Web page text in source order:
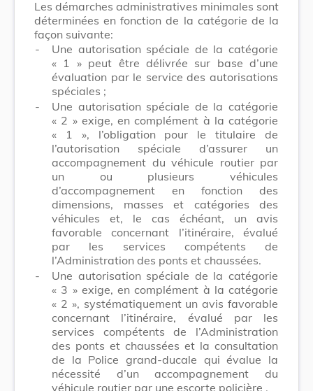
Les démarches administratives minimales sont
déterminées en fonction de la catégorie de la
façon suivante:
-
Une autorisation spéciale de la catégorie
« 1 » peut être délivrée sur base d’une
évaluation par le service des autorisations
spéciales ;
-
Une autorisation spéciale de la catégorie
« 2 » exige, en complément à la catégorie
« 1 », l’obligation pour le titulaire de
l’autorisation spéciale d’assurer un
accompagnement du véhicule routierpar
un ou plusieurs véhicules
d’accompagnement en fonction des
dimensions, masses et catégories des
véhicules et, le cas échéant, un avis
favorable concernant l’itinéraire, évalué
par les services compétents de
l’Administration des ponts et chaussées.
-
Une autorisation spéciale de la catégorie
« 3 » exige, en complément à la catégorie
« 2 », systématiquement un avis favorable
concernant l’itinéraire, évalué par les
services compétents de l’Administration
des ponts et chaussées et la consultation
de la Police grand-ducale qui évalue la
nécessité d’un accompagnement du
véhicule routier par une escorte policière .